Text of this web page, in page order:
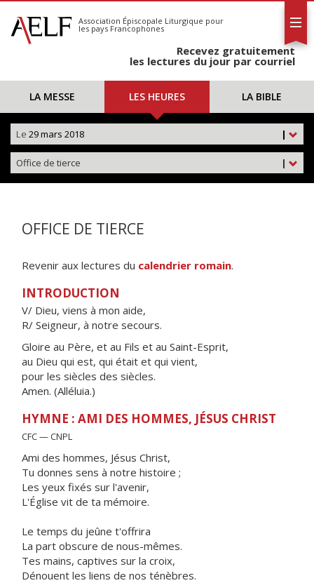
S'abonner
Calendrier
Association Épiscopale Liturgique pour
les pays Francophones
Recevez gratuitement
les lectures du jour par courriel
LA MESSE LES HEURES LA BIBLE
|
Le 29 mars 2018
|
Office de tierce
OFFICE DE TIERCE
Revenir aux lectures du calendrier romain.
INTRODUCTION
V/ Dieu, viens à mon aide,
R/ Seigneur, à notre secours.
Gloire au Père, et au Fils et au Saint-Esprit,
au Dieu qui est, qui était et qui vient,
pour les siècles des siècles.
Amen. (Alléluia.)
HYMNE : AMI DES HOMMES, JÉSUS CHRIST
CFC — CNPL
Ami des hommes, Jésus Christ,
Tu donnes sens à notre histoire ;
Les yeux fixés sur l'avenir,
L'Église vit de ta mémoire.
Le temps du jeûne t'offrira
La part obscure de nous-mêmes.
Tes mains, captives sur la croix,
Dénouent les liens de nos ténèbres.